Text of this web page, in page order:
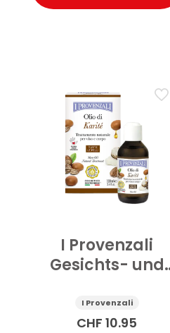
I Provenzali
Gesichts- und
Sheabutter 100 ml
I Provenzali
CHF 10.95